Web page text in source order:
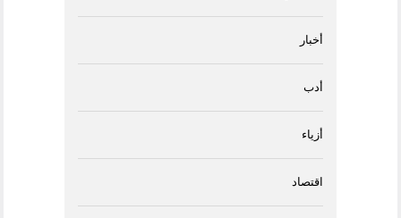
أخبار
أدب
أزياء
اقتصاد